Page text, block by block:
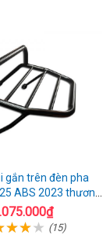
gắn trên đèn pha
ABS 2023 thương
Gcraft
(15)